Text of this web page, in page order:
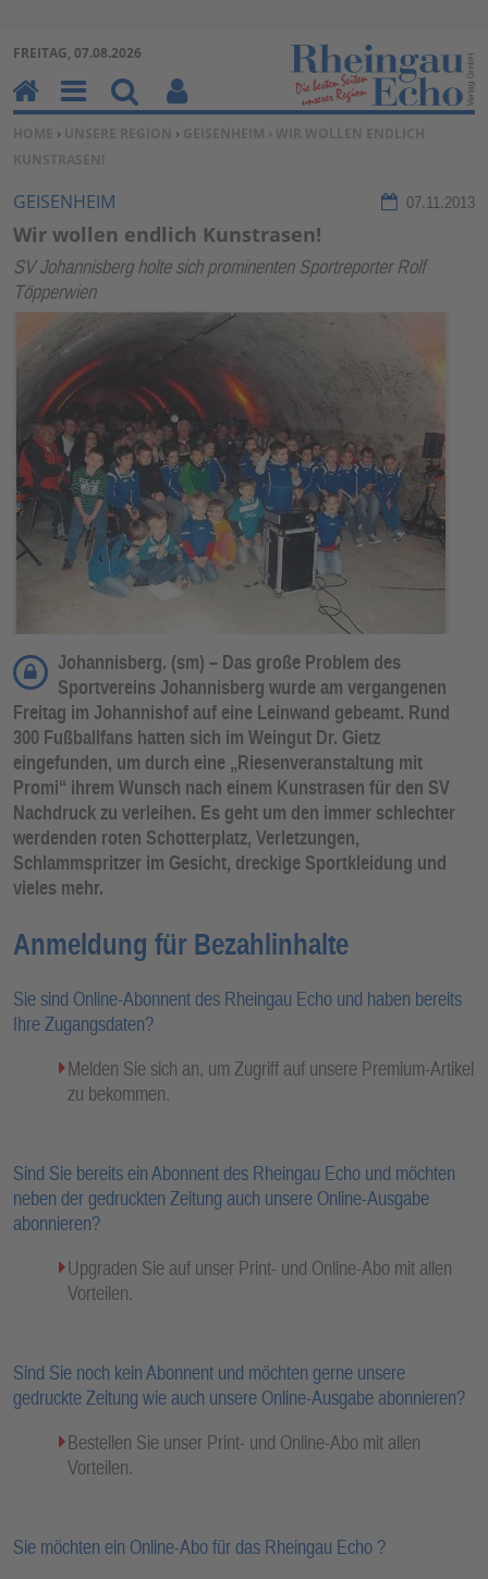
Zum Inhalt springen ↓
FREITAG, 07.08.2026
SIE BEFINDEN SICH HIER:
HOME › UNSERE REGION › GEISENHEIM › WIR WOLLEN ENDLICH
KUNSTRASEN!
GEISENHEIM 07.11.2013
Wir wollen endlich Kunstrasen!
SV Johannisberg holte sich prominenten Sportreporter Rolf
Töpperwien
Johannisberg. (sm) – Das große Problem des
Sportvereins Johannisberg wurde am vergangenen
Freitag im Johannishof auf eine Leinwand gebeamt. Rund
300 Fußballfans hatten sich im Weingut Dr. Gietz
eingefunden, um durch eine „Riesenveranstaltung mit
Promi“ ihrem Wunsch nach einem Kunstrasen für den SV
Nachdruck zu verleihen. Es geht um den immer schlechter
werdenden roten Schotterplatz, Verletzungen,
Schlammspritzer im Gesicht, dreckige Sportkleidung und
vieles mehr.
Anmeldung für Bezahlinhalte
Sie sind Online-Abonnent des Rheingau Echo und haben bereits
Ihre Zugangsdaten?
Melden Sie sich an, um Zugriff auf unsere Premium-Artikel
zu bekommen.
Sind Sie bereits ein Abonnent des Rheingau Echo und möchten
neben der gedruckten Zeitung auch unsere Online-Ausgabe
abonnieren?
Upgraden Sie auf unser Print- und Online-Abo mit allen
Vorteilen.
Sind Sie noch kein Abonnent und möchten gerne unsere
gedruckte Zeitung wie auch unsere Online-Ausgabe abonnieren?
Bestellen Sie unser Print- und Online-Abo mit allen
Vorteilen.
Sie möchten ein Online-Abo für das Rheingau Echo ?
H
o
m
e
M
en
u
Su
ch
Be
nu
un
kti
on
en